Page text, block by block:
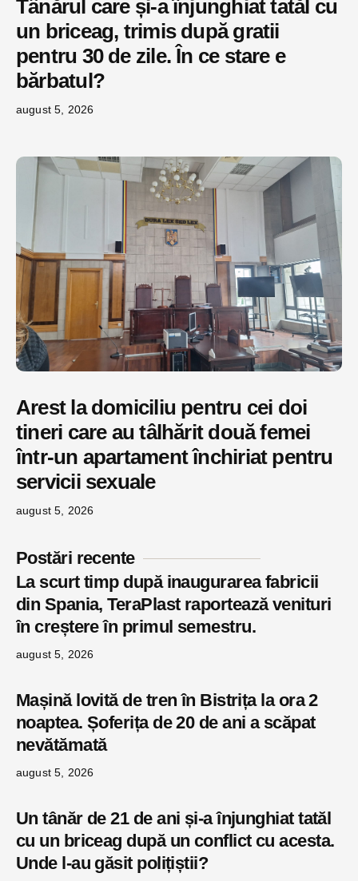
Tânărul care și-a înjunghiat tatăl cu
un briceag, trimis după gratii
pentru 30 de zile. În ce stare e
bărbatul?
august 5, 2026
Arest la domiciliu pentru cei doi
tineri care au tâlhărit două femei
într-un apartament închiriat pentru
servicii sexuale
august 5, 2026
Postări recente
La scurt timp după inaugurarea fabricii
din Spania, TeraPlast raportează venituri
în creștere în primul semestru.
august 5, 2026
Mașină lovită de tren în Bistrița la ora 2
noaptea. Șoferița de 20 de ani a scăpat
nevătămată
august 5, 2026
Un tânăr de 21 de ani și-a înjunghiat tatăl
cu un briceag după un conflict cu acesta.
Unde l-au găsit polițiștii?